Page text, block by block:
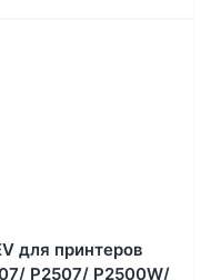
для принтеров
P2507/ P2500W/